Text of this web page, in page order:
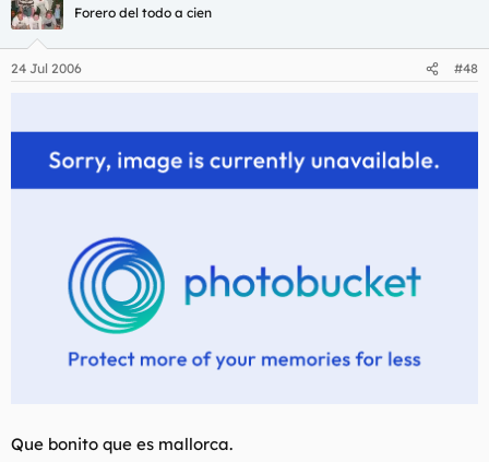
Forero del todo a cien
24 Jul 2006 #48
Que bonito que es mallorca.